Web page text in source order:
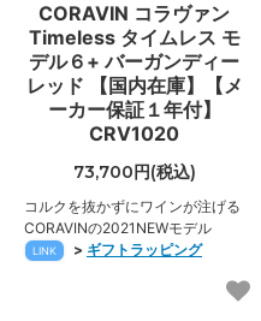
CORAVIN コラヴァン
Timeless タイムレス モ
デル６+ バーガンディー
レッド 【国内在庫】【メ
ーカー保証１年付】
CRV1020
73,700円(税込)
コルクを抜かずにワインが注げる
CORAVINの2021NEWモデル
LINK > ギフトラッピング